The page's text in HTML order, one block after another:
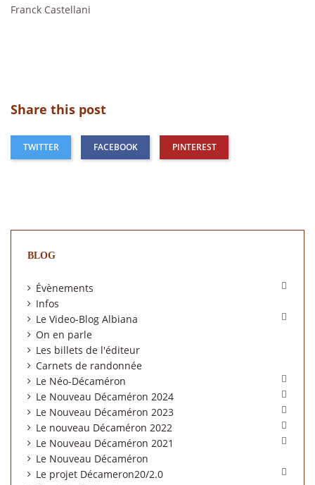
Franck Castellani
Share this post
TWITTER FACEBOOK PINTEREST
BLOG
Évènements 
Infos
Le Video-Blog Albiana

On en parle
Les billets de l'éditeur
Carnets de randonnée
Le Néo-Décaméron

Le Nouveau Décaméron 2024 
Le Nouveau Décaméron 2023 
Le nouveau Décaméron 2022 
Le Nouveau Décaméron 2021 
Le Nouveau Décaméron
Le projet Décameron20/2.0
